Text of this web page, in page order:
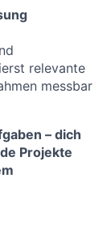
relevante
messbar
– dich
Projekte